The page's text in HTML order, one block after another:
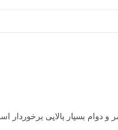
دوام بسیار بالایی